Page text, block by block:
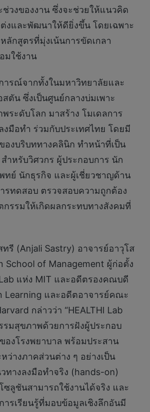
วงของงาน ซึ่งจะช่วยให้แนวคิด
งและพัฒนาให้ดียิ่งขึ้น โดยเฉพาะ
ลักสูตรที่มุ่งเน้นการขัดเกลา
มใช้งาน
ารณ์จากทั้งในมหาวิทยาลัยและ
ตัน ซึ่งเป็นศูนย์กลางบ่มเพาะ
ระดับโลก มาสร้าง โมเดลการ
งมือทำ ร่วมกับประเทศไทย โดยมี
องบริบททางคลินิก ทำหน้าที่เป็น
ำหรับวิศวกร ผู้ประกอบการ นัก
ทย์ นักธุรกิจ และผู้เชี่ยวชาญด้าน
รทดสอบ ตรวจสอบความถูกต้อง
รรมให้เกิดผลกระทบทางสังคมที่
รี (Anjali Sastry) อาจารย์อาวุโส
School of Management ผู้ก่อตั้ง
แห่ง MIT และอดีตรองคณบดี
Learning และอดีตอาจารย์คณะ
กล่าวว่า “HEALTHI Lab
มสุขภาพด้วยการฝังผู้ประกอบ
องโรงพยาบาล พร้อมประสาน
ว่างภาคส่วนต่าง ๆ อย่างเป็น
ทางลงมือทำจริง (hands-on)
ซลูชันสามารถใช้งานได้จริง และ
ารเรียนรู้ที่มอบข้อมูลเชิงลึกอันมี